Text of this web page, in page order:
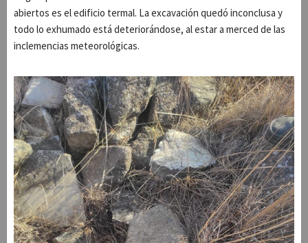
abiertos es el edificio termal. La excavación quedó inconclusa y
todo lo exhumado está deteriorándose, al estar a merced de las
inclemencias meteorológicas.